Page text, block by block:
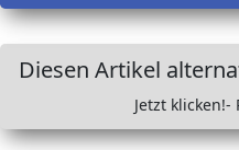
Diesen Artikel
Jetzt